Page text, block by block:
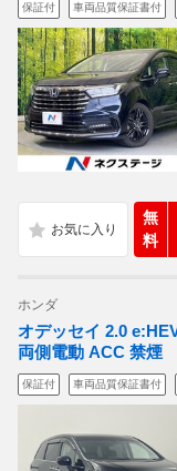
保証付 車両品質保証書付
無
料
ホンダ
オデッセイ 2.0
両側電動 ACC 禁煙
保証付 車両品質保証書付